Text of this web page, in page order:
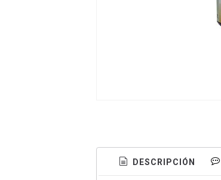
DESCRIPCIÓN